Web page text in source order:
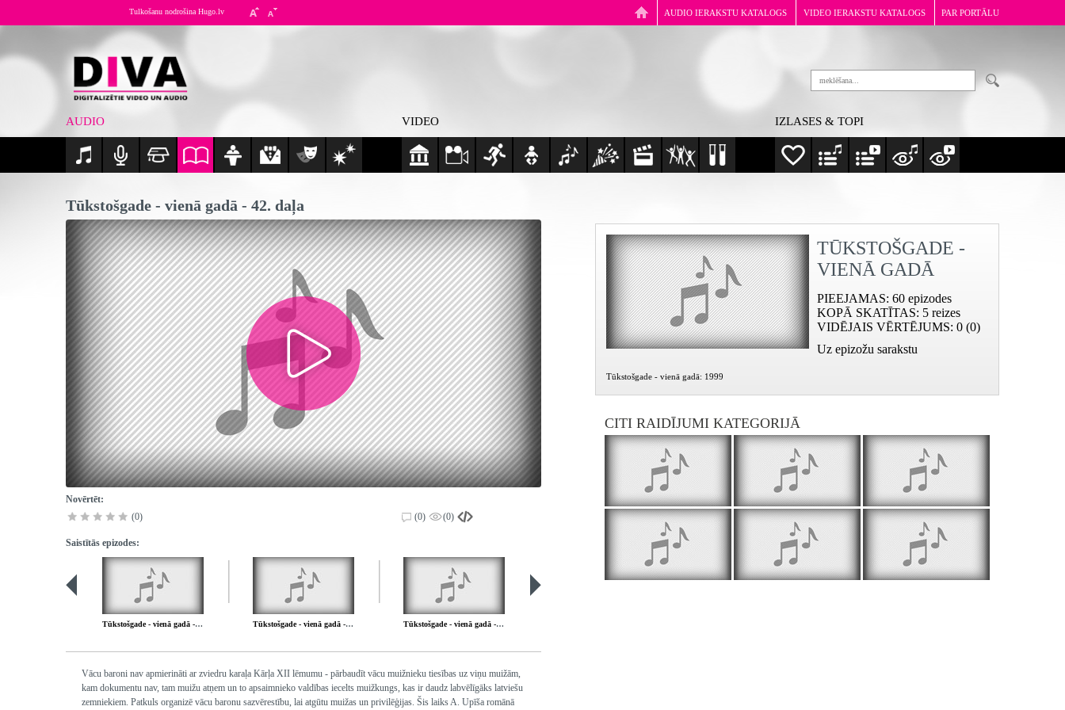
AUDIO IERAKSTU KATALOGS VIDEO IERAKSTU KATALOGS PAR PORTĀLU
Tulkošanu nodrošina Hugo.lv
AUDIO VIDEO IZLASES & TOPI
Tūkstošgade - vienā gadā - 42. daļa
Novērtēt:
(0)
(0) (0)
Saistītās epizodes:
Tūkstošgade - vienā gadā - 41. daļa Tūkstošgade - vienā gadā - 43. daļa Tūkstošgade - vienā gadā - 44. daļa
Vācu baroni nav apmierināti ar zviedru karaļa Kārļa XII lēmumu - pārbaudīt vācu muižnieku tiesības uz viņu muižām,
kam dokumentu nav, tam muižu atņem un to apsaimnieko valdības iecelts muižkungs, kas ir daudz labvēlīgāks latviešu
zemniekiem. Patkuls organizē vācu baronu sazvērestību, lai atgūtu muižas un privilēģijas. Šis laiks A. Upīša romānā
TŪKSTOŠGADE -
VIENĀ GADĀ
PIEEJAMAS: 60 epizodes
KOPĀ SKATĪTAS: 5 reizes
VIDĒJAIS VĒRTĒJUMS: 0 (0)
Uz epizožu sarakstu
Tūkstošgade - vienā gadā: 1999
CITI RAIDĪJUMI KATEGORIJĀ